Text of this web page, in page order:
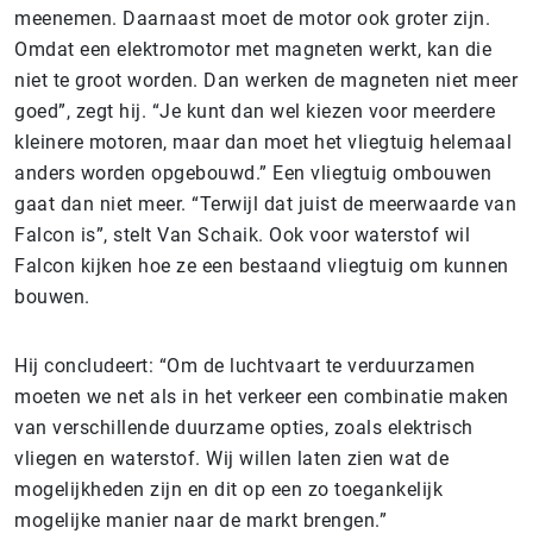
meenemen. Daarnaast moet de motor ook groter zijn.
Omdat een elektromotor met magneten werkt, kan die
niet te groot worden. Dan werken de magneten niet meer
goed”, zegt hij. “Je kunt dan wel kiezen voor meerdere
kleinere motoren, maar dan moet het vliegtuig helemaal
anders worden opgebouwd.” Een vliegtuig ombouwen
gaat dan niet meer. “Terwijl dat juist de meerwaarde van
Falcon is”, stelt Van Schaik. Ook voor waterstof wil
Falcon kijken hoe ze een bestaand vliegtuig om kunnen
bouwen.
Hij concludeert: “Om de luchtvaart te verduurzamen
moeten we net als in het verkeer een combinatie maken
van verschillende duurzame opties, zoals elektrisch
vliegen en waterstof. Wij willen laten zien wat de
mogelijkheden zijn en dit op een zo toegankelijk
mogelijke manier naar de markt brengen.”